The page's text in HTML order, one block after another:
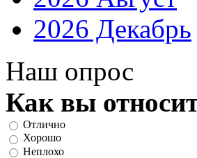
2026 Декабрь
Наш опрос
Как вы
Отлично
Хорошо
Неплохо